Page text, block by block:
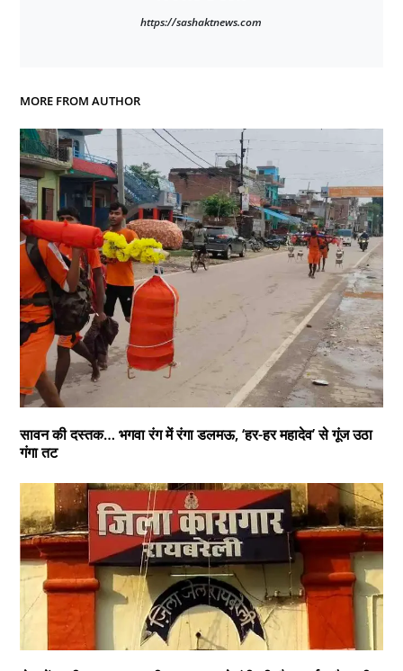
https://sashaktnews.com
MORE FROM AUTHOR
सावन की दस्तक… भगवा रंग में रंगा डलमऊ, ‘हर-हर महादेव’ से गूंज उठा
गंगा तट